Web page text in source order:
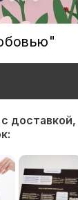
доставкой,